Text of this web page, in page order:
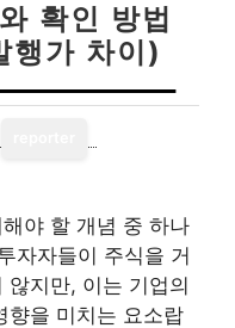
확인 방법
행가 차이)
야 할 개념 중 하나
자자들이 주식을 거
지만, 이는 기업의
향을 미치는 요소랍